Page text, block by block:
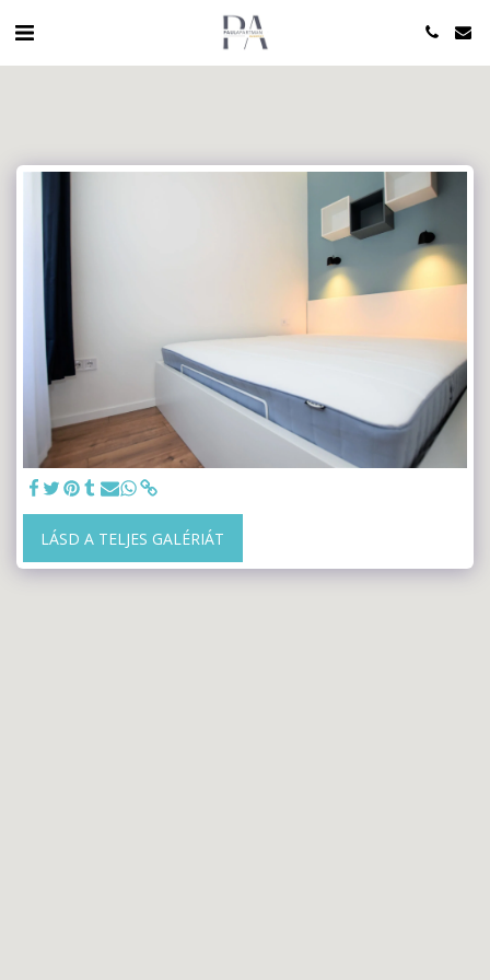
LÁSD A TELJES GALÉRIÁT